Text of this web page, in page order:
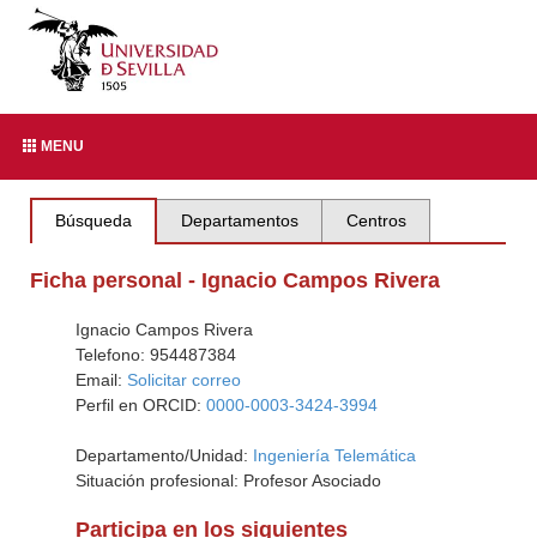
MENU
Búsqueda Departamentos Centros
Ficha personal - Ignacio Campos Rivera
Ignacio Campos Rivera
Telefono: 954487384
Email: Solicitar correo
Perfil en ORCID: 0000-0003-3424-3994
Departamento/Unidad: Ingeniería Telemática
Situación profesional: Profesor Asociado
Participa en los siguientes